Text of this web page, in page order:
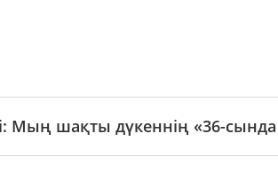
Мың шақты дүкеннің «36-сында